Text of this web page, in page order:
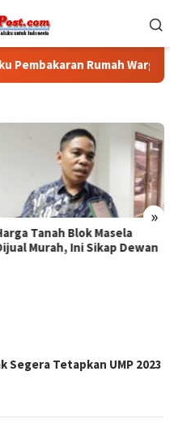
Rumah Warga
»
DPRD-Pemprov
Sepakat Tenaga
Segera Tetapkan UMP 2023